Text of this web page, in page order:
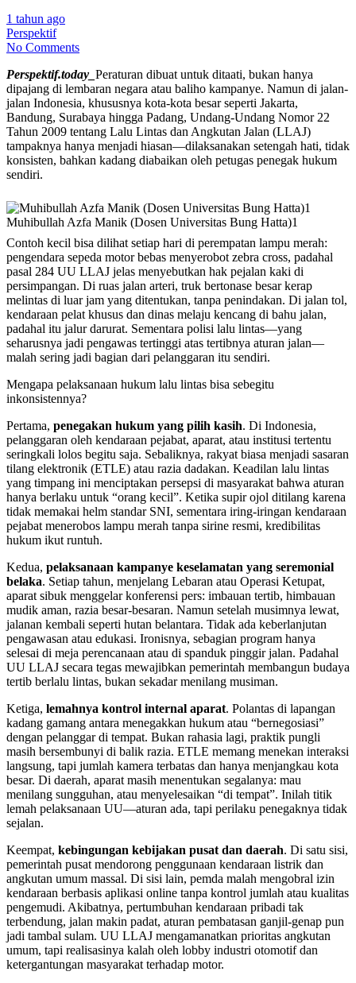
1 tahun ago
Perspektif
No Comments
Perspektif.today_ Peraturan dibuat untuk ditaati, bukan hanya
dipajang di lembaran negara atau baliho kampanye. Namun di jalan-
jalan Indonesia, khususnya kota-kota besar seperti Jakarta,
Bandung, Surabaya hingga Padang, Undang-Undang Nomor 22
Tahun 2009 tentang Lalu Lintas dan Angkutan Jalan (LLAJ)
tampaknya hanya menjadi hiasan—dilaksanakan setengah hati, tidak
konsisten, bahkan kadang diabaikan oleh petugas penegak hukum
sendiri.
Muhibullah Azfa Manik (Dosen Universitas Bung Hatta)1
Contoh kecil bisa dilihat setiap hari di perempatan lampu merah:
pengendara sepeda motor bebas menyerobot zebra cross, padahal
pasal 284 UU LLAJ jelas menyebutkan hak pejalan kaki di
persimpangan. Di ruas jalan arteri, truk bertonase besar kerap
melintas di luar jam yang ditentukan, tanpa penindakan. Di jalan tol,
kendaraan pelat khusus dan dinas melaju kencang di bahu jalan,
padahal itu jalur darurat. Sementara polisi lalu lintas—yang
seharusnya jadi pengawas tertinggi atas tertibnya aturan jalan—
malah sering jadi bagian dari pelanggaran itu sendiri.
Mengapa pelaksanaan hukum lalu lintas bisa sebegitu
inkonsistennya?
Pertama, penegakan hukum yang pilih kasih. Di Indonesia,
pelanggaran oleh kendaraan pejabat, aparat, atau institusi tertentu
seringkali lolos begitu saja. Sebaliknya, rakyat biasa menjadi sasaran
tilang elektronik (ETLE) atau razia dadakan. Keadilan lalu lintas
yang timpang ini menciptakan persepsi di masyarakat bahwa aturan
hanya berlaku untuk “orang kecil”. Ketika supir ojol ditilang karena
tidak memakai helm standar SNI, sementara iring-iringan kendaraan
pejabat menerobos lampu merah tanpa sirine resmi, kredibilitas
hukum ikut runtuh.
Kedua, pelaksanaan kampanye keselamatan yang seremonial
belaka. Setiap tahun, menjelang Lebaran atau Operasi Ketupat,
aparat sibuk menggelar konferensi pers: imbauan tertib, himbauan
mudik aman, razia besar-besaran. Namun setelah musimnya lewat,
jalanan kembali seperti hutan belantara. Tidak ada keberlanjutan
pengawasan atau edukasi. Ironisnya, sebagian program hanya
selesai di meja perencanaan atau di spanduk pinggir jalan. Padahal
UU LLAJ secara tegas mewajibkan pemerintah membangun budaya
tertib berlalu lintas, bukan sekadar menilang musiman.
Ketiga, lemahnya kontrol internal aparat. Polantas di lapangan
kadang gamang antara menegakkan hukum atau “bernegosiasi”
dengan pelanggar di tempat. Bukan rahasia lagi, praktik pungli
masih bersembunyi di balik razia. ETLE memang menekan interaksi
langsung, tapi jumlah kamera terbatas dan hanya menjangkau kota
besar. Di daerah, aparat masih menentukan segalanya: mau
menilang sungguhan, atau menyelesaikan “di tempat”. Inilah titik
lemah pelaksanaan UU—aturan ada, tapi perilaku penegaknya tidak
sejalan.
Keempat, kebingungan kebijakan pusat dan daerah. Di satu sisi,
pemerintah pusat mendorong penggunaan kendaraan listrik dan
angkutan umum massal. Di sisi lain, pemda malah mengobral izin
kendaraan berbasis aplikasi online tanpa kontrol jumlah atau kualitas
pengemudi. Akibatnya, pertumbuhan kendaraan pribadi tak
terbendung, jalan makin padat, aturan pembatasan ganjil-genap pun
jadi tambal sulam. UU LLAJ mengamanatkan prioritas angkutan
umum, tapi realisasinya kalah oleh lobby industri otomotif dan
ketergantungan masyarakat terhadap motor.